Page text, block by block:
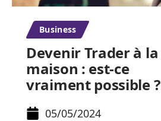
Business
Devenir Trader à la
maison : est-ce
vraiment possible ?
05/05/2024